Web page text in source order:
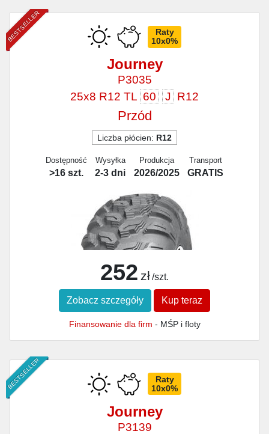
BESTSELLER
Raty
10x0%
Journey
P3035
25x8 R12 TL 60 J R12
Przód
Liczba płócien: R12
Dostępność
>16 szt.
Wysyłka
2-3 dni
Produkcja
2026/2025
Transport
GRATIS
252 zł /szt.
Zobacz szczegóły Kup teraz
Finansowanie dla firm - MŚP i floty
BESTSELLER
Raty
10x0%
Journey
P3139